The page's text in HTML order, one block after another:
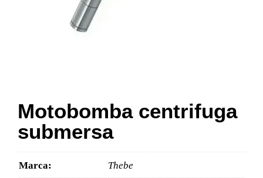
Motobomba centrifuga
submersa
Marca: Thebe